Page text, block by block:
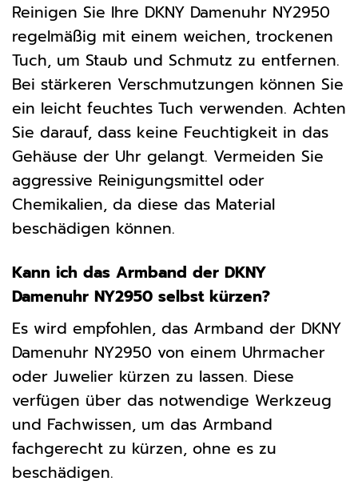
Reinigen Sie Ihre DKNY Damenuhr NY2950
regelmäßig mit einem weichen, trockenen
Tuch, um Staub und Schmutz zu entfernen.
Bei stärkeren Verschmutzungen können Sie
ein leicht feuchtes Tuch verwenden. Achten
Sie darauf, dass keine Feuchtigkeit in das
Gehäuse der Uhr gelangt. Vermeiden Sie
aggressive Reinigungsmittel oder
Chemikalien, da diese das Material
beschädigen können.
Kann ich das Armband der DKNY
Damenuhr NY2950 selbst kürzen?
Es wird empfohlen, das Armband der DKNY
Damenuhr NY2950 von einem Uhrmacher
oder Juwelier kürzen zu lassen. Diese
verfügen über das notwendige Werkzeug
und Fachwissen, um das Armband
fachgerecht zu kürzen, ohne es zu
beschädigen.